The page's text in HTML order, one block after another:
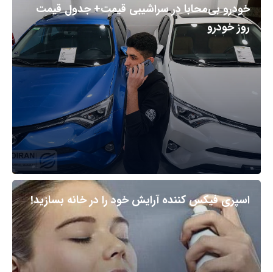
خودرو بی‌محابا در سراشیبی قیمت+ جدول قیمت
روز خودرو
اسپری فیکس کننده آرایش خود را در خانه بسازید!